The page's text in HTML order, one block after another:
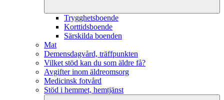
Trygghetsboende
Korttidsboende
Särskilda boenden
Mat
Demensdagvård, träffpunkten
Vilket stöd kan du som äldre få?
Avgifter inom äldreomsorg
Medicinsk fotvård
Stöd i hemmet, hemtjänst